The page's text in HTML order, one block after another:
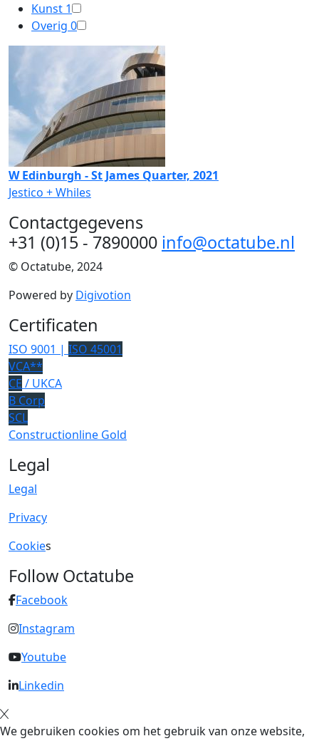
Kunst 1
Overig 0
W Edinburgh - St James Quarter, 2021
Jestico + Whiles
Contactgegevens
+31 (0)15 - 7890000 info@octatube.nl
© Octatube, 2024
Powered by Digivotion
Certificaten
ISO 9001 | ISO 45001
VCA**
CE / UKCA
B Corp
SCL
Constructionline Gold
Legal
Legal
Privacy
Cookies
Follow Octatube
Facebook
Instagram
Youtube
Linkedin
We gebruiken cookies om het gebruik van onze website,